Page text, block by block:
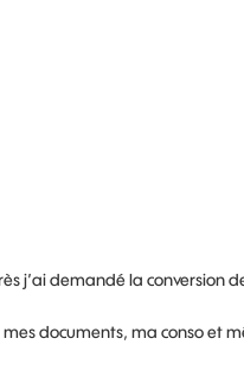
j’ai demandé la conversion
documents, ma conso et